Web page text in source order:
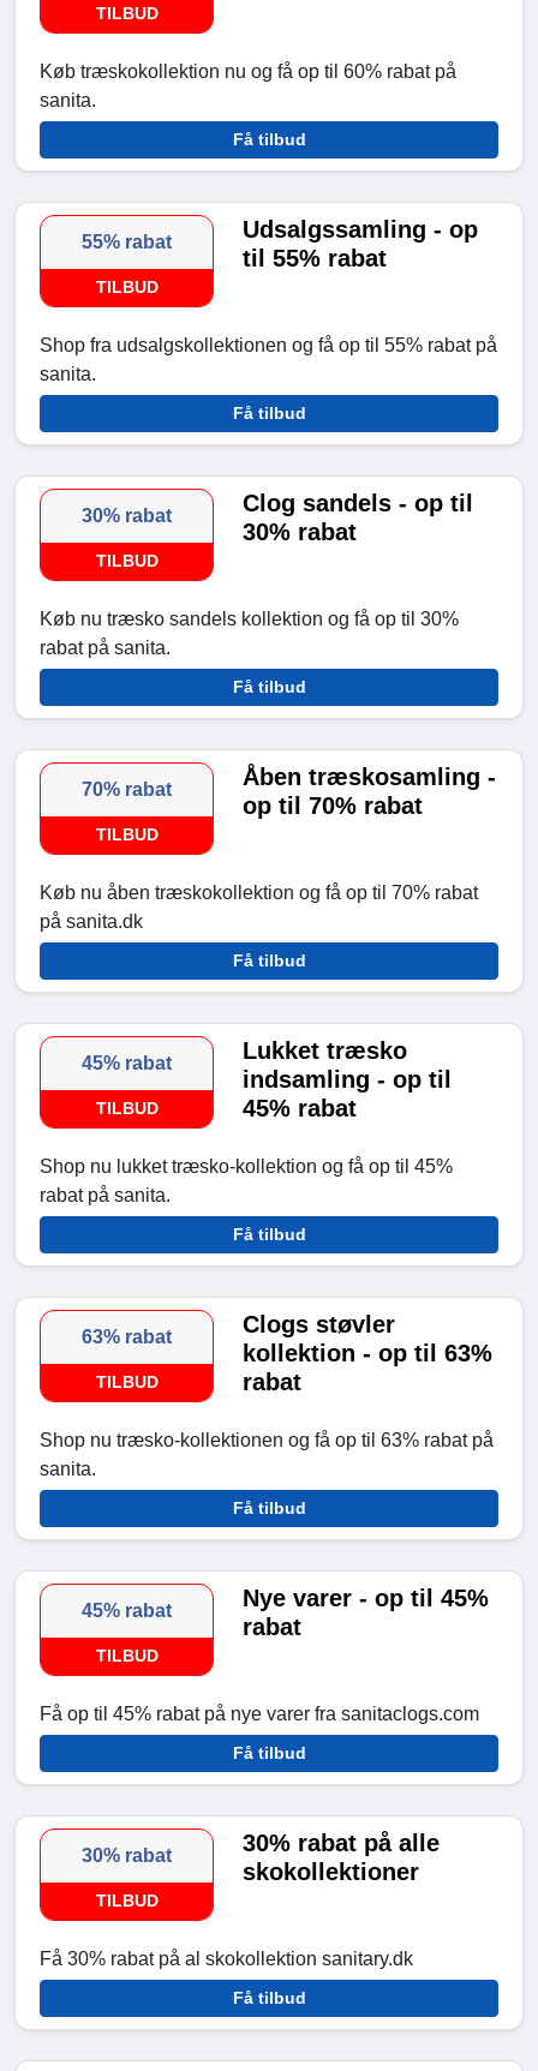
TILBUD
Køb træskokollektion nu og få op til 60% rabat på
sanita.
Få tilbud
55% rabat
TILBUD
Udsalgssamling - op
til 55% rabat
Shop fra udsalgskollektionen og få op til 55% rabat på
sanita.
Få tilbud
30% rabat
TILBUD
Clog sandels - op til
30% rabat
Køb nu træsko sandels kollektion og få op til 30%
rabat på sanita.
Få tilbud
70% rabat
TILBUD
Åben træskosamling -
op til 70% rabat
Køb nu åben træskokollektion og få op til 70% rabat
på sanita.dk
Få tilbud
45% rabat
TILBUD
Lukket træsko
indsamling - op til
45% rabat
Shop nu lukket træsko-kollektion og få op til 45%
rabat på sanita.
Få tilbud
63% rabat
TILBUD
Clogs støvler
kollektion - op til 63%
rabat
Shop nu træsko-kollektionen og få op til 63% rabat på
sanita.
Få tilbud
45% rabat
TILBUD
Nye varer - op til 45%
rabat
Få op til 45% rabat på nye varer fra sanitaclogs.com
Få tilbud
30% rabat
TILBUD
30% rabat på alle
skokollektioner
Få 30% rabat på al skokollektion sanitary.dk
Få tilbud